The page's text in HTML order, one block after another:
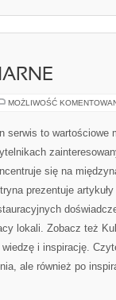
MOŻLIWOŚĆ
serwis to wartościowe
się na
prezentuje
lokali. Zobacz też
i inspirację.
ale również po